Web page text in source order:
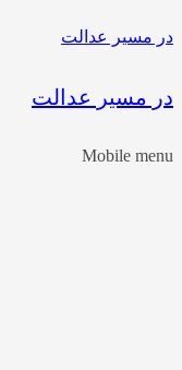
در مسیر عدالت
در مسیر عدالت
Mobile menu